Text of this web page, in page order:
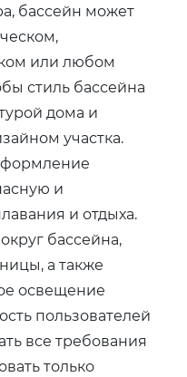
бассейн может
или любом
стиль бассейна
дома и
участка.
и
и отдыха.
бассейна,
а также
освещение
пользователей
все требования
только